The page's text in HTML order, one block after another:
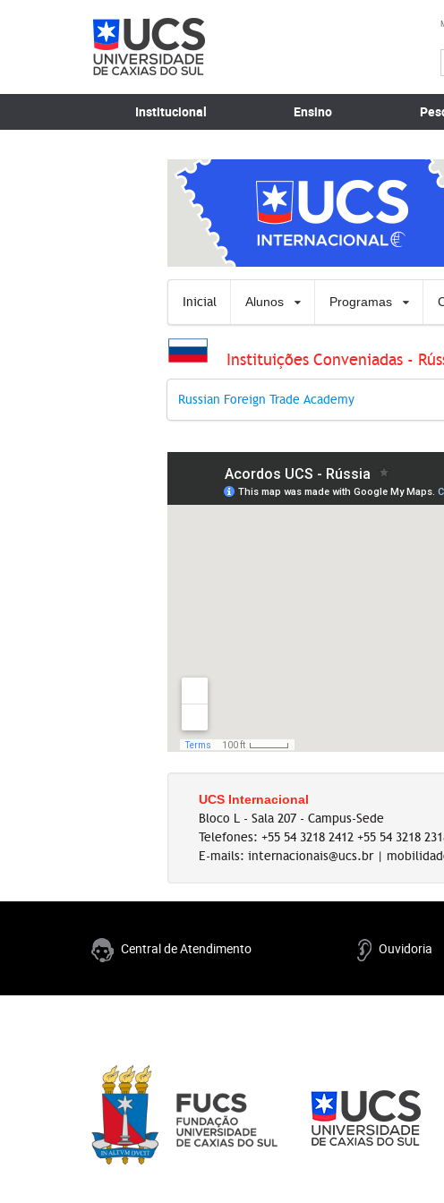
Institucional Ensino
Inicial Alunos Programas
Instituições Conveniadas -
Russian Foreign Trade Academy
UCS Internacional
Bloco L - Sala 207 - Campus-Sede
Telefones: +55 54 3218 2412 +55 54 3218
E-mails: internacionais@ucs.br |
Central de Atendimento Ouvidoria